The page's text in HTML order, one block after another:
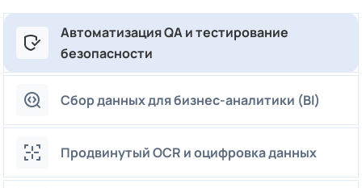
Автоматизация QA и тестирование
безопасности
Сбор данных для бизнес-аналитики (BI)
Продвинутый OCR и оцифровка данных